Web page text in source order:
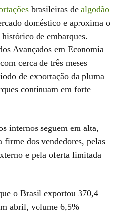
brasileiras de algodão
doméstico e aproxima o
de embarques.
Avançados em Economia
cerca de três meses
de exportação da pluma
continuam em forte
internos seguem em alta,
firme dos vendedores, pelas
e pela oferta limitada
o Brasil exportou 370,4
abril, volume 6,5%